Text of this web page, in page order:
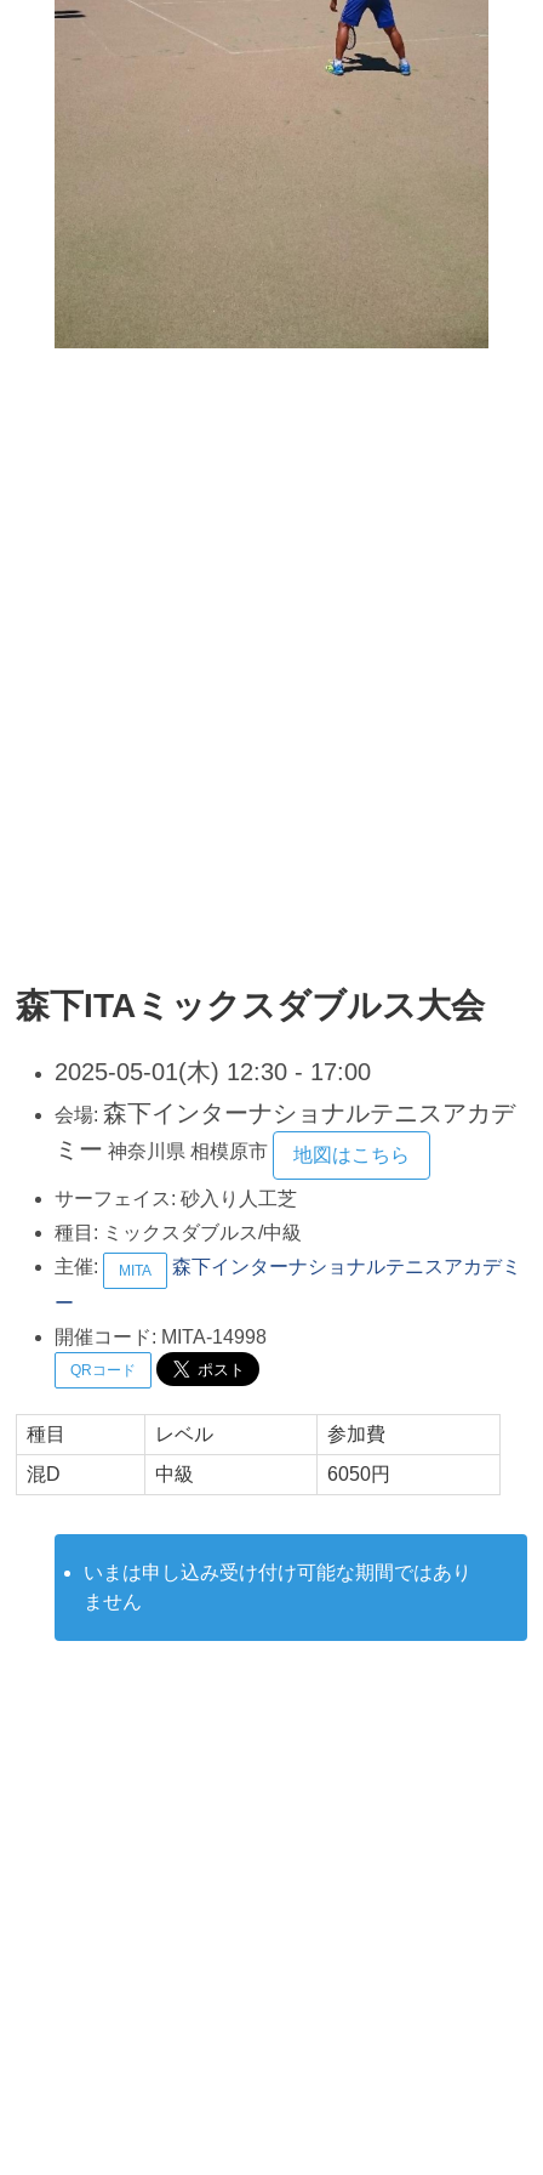
森下ITAミックスダブルス大会
2025-05-01(木) 12:30 - 17:00
会場: 森下インターナショナルテニスアカデ
ミー 神奈川県 相模原市 地図はこちら
サーフェイス: 砂入り人工芝
種目: ミックスダブルス/中級
主催:
MITA
森下インターナショナルテニスアカデミ
ー
開催コード: MITA-14998
QRコード
種目 レベル
参加費
混D
中級 6050円
いまは申し込み受け付け可能な期間ではあり
ません